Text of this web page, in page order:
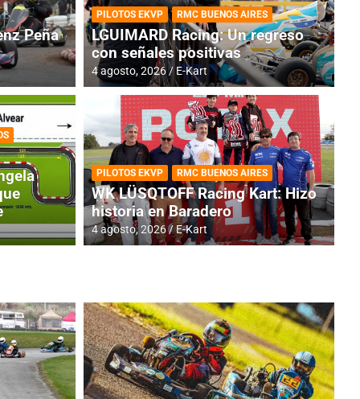
Horarios para la
Peña
PILOTOS EKVP RMC BUENOS AIRES
LGUIMARD Racing: Un regreso
con señales positivas
4 agosto, 2026 E-Kart
PILOTOS EKVP RMC BUENOS AIRES
WK LÜSQTOFF Racing Kart: Hizo
historia en Baradero
4 agosto, 2026 E-Kart